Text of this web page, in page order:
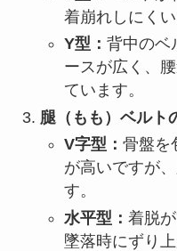
着崩れしにくい
Y型： 背中のベ
ースが広く、
ています。
腿（もも）ベルト
V字型： 骨盤を
が高いですが
す。
水平型： 着脱
墜落時にずり